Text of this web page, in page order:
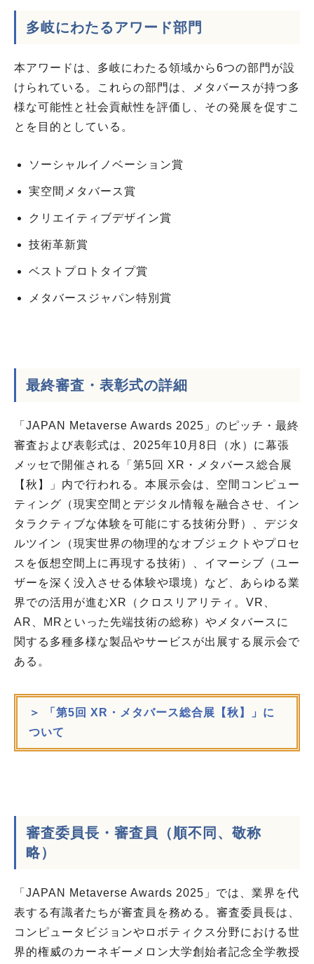
多岐にわたる アワード部門
本アワードは、多岐にわたる領域から6つの部門が設
けられている。これらの部門は、メタバースが持つ多
様な可能性と社会貢献性を評価し、その発展を促すこ
とを目的としている。
ソーシャルイノベーション賞
実空間メタバース賞
クリエイティブデザイン賞
技術革新賞
ベストプロトタイプ賞
メタバースジャパン特別賞
最終審査・表彰式の詳細
「JAPAN Metaverse Awards 2025」のピッチ・最終
審査および表彰式は、2025年10月8日（水）に幕張
メッセで開催される「第5回 XR・メタバース総合展
【秋】」内で行われる。本展示会は、空間コンピュー
ティング（現実空間とデジタル情報を融合させ、イン
タラクティブな体験を可能にする技術分野）、デジタ
ルツイン（現実世界の物理的なオブジェクトやプロセ
スを仮想空間上に再現する技術）、イマーシブ（ユー
ザーを深く没入させる体験や環境）など、あらゆる業
界での活用が進むXR（クロスリアリティ。VR、
AR、MRといった先端技術の総称）やメタバースに
関する多種多様な製品やサービスが出展する展示会で
ある。
＞ 「第5回 XR・メタバース総合展【秋】」に
ついて
審査委員長・審査員（順不同、敬称
略）
「JAPAN Metaverse Awards 2025」では、業界を代
表する有識者たちが審査員を務める。審査委員長は、
コンピュータビジョンやロボティクス分野における世
界的権威のカーネギーメロン大学創始者記念全学教授